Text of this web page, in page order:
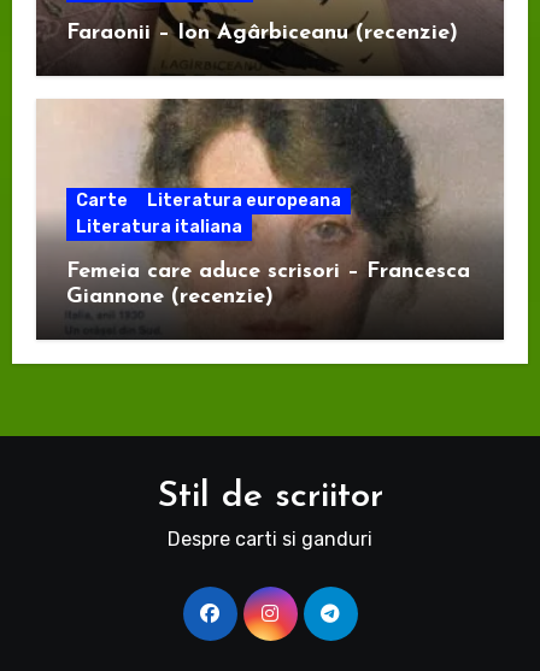
Faraonii – Ion Agârbiceanu (recenzie)
Carte
Literatura europeana
Literatura italiana
Femeia care aduce scrisori – Francesca
Giannone (recenzie)
Stil de scriitor
Despre carti si ganduri